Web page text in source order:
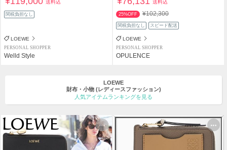
送料込
関税負担なし
LOEWE
PERSONAL SHOPPER
Welld Style
送料込
25%OFF ¥102,300
関税負担なし スピード配送
LOEWE
PERSONAL SHOPPER
OPULENCE
LOEWE
財布・小物 (レディースファッション)
人気アイテムランキングを見る